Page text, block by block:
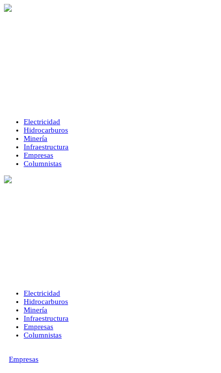
Electricidad
Hidrocarburos
Minería
Infraestructura
Empresas
Columnistas
Electricidad
Hidrocarburos
Minería
Infraestructura
Empresas
Columnistas
Empresas